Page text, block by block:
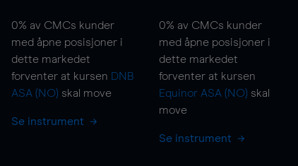
0% av CMCs kunder
med åpne posisjoner i
dette markedet
forventer at kursen DNB
ASA (NO) skal move
Se instrument
0% av CMCs kunder
med åpne posisjoner i
dette markedet
forventer at kursen
Equinor ASA (NO) skal
move
Se instrument